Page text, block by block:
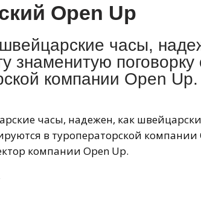
Open Up
часы,
знаменитую
компании Open Up.
часы, надежен, как
в туроператорской компании
компании Open Up.